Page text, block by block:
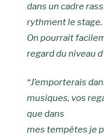
dans un cadre
rythment le stage.
On pourrait
regard du niveau
“J’emporterais
musiques, vos
que dans
mes tempêtes je